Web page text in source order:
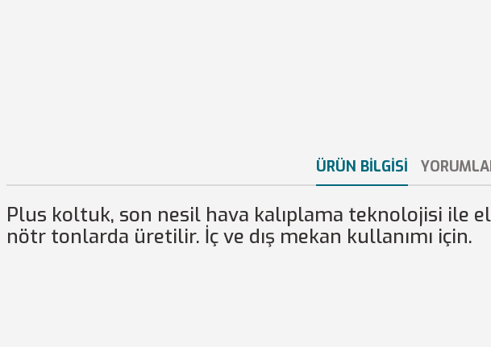
ÜRÜN BILGISI
Plus koltuk, son nesil hava kalıplama teknolojisi ile
nötr tonlarda üretilir. İç ve dış mekan kullanımı için.